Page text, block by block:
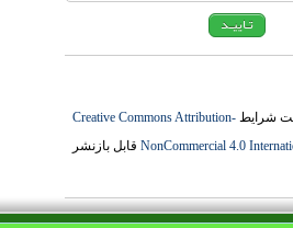
شرایطCreative Commons Attribution-
NonCommercial 4.0قابل بازنشر